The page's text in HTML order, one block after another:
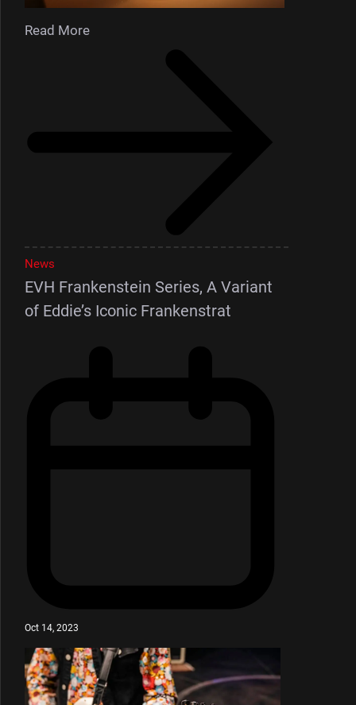
Read More
News
EVH Frankenstein Series, A Variant
of Eddie’s Iconic Frankenstrat
Oct 14, 2023